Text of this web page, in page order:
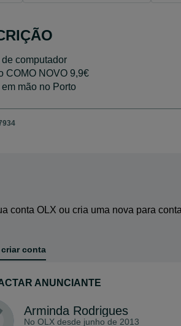
computador
COMO NOVO 9,9€
em mão no Porto
conta OLX ou cria uma nova para
conta
ANUNCIANTE
Arminda Rodrigues
No OLX desde junho de 2013